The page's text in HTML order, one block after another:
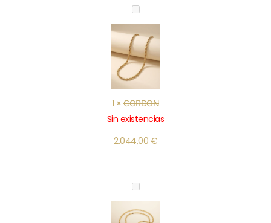
CORDON
1 × CORDON
Sin existencias
2.044,00 €
ESLABON
COMBINADO